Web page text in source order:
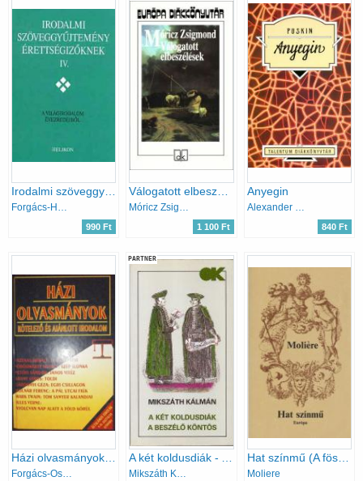
990 Ft 1 100 Ft
Anyegin
840 Ft
Házi olvasmányok - kötelező és ajánlott irodalom V.-VI.oszt
Forgács-Osztovits
PARTNER
A két koldusdiák - A beszélő köntös
Mikszáth Kálmán
Hat színmű (A fösvény, Kényeskedők, Képzelt beteg, Tudós nők, Dandin György, Tartuffe)
Moliere